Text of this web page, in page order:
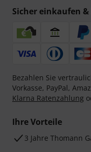
Sicher einkaufen &
Bezahlen Sie
Vorkasse, PayPal,
Klarna Ratenzahlung
Ihre Vorteile
3 Jahre Thomann